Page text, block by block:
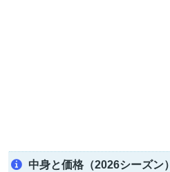
中身と価格（2026シーズン）